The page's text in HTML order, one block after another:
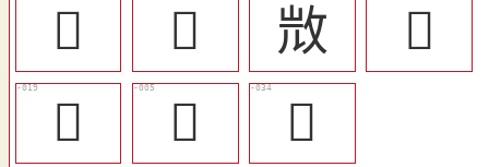
󱺇
󱺞 𣁋
󱺛
󱺔
𧗬 󱺣